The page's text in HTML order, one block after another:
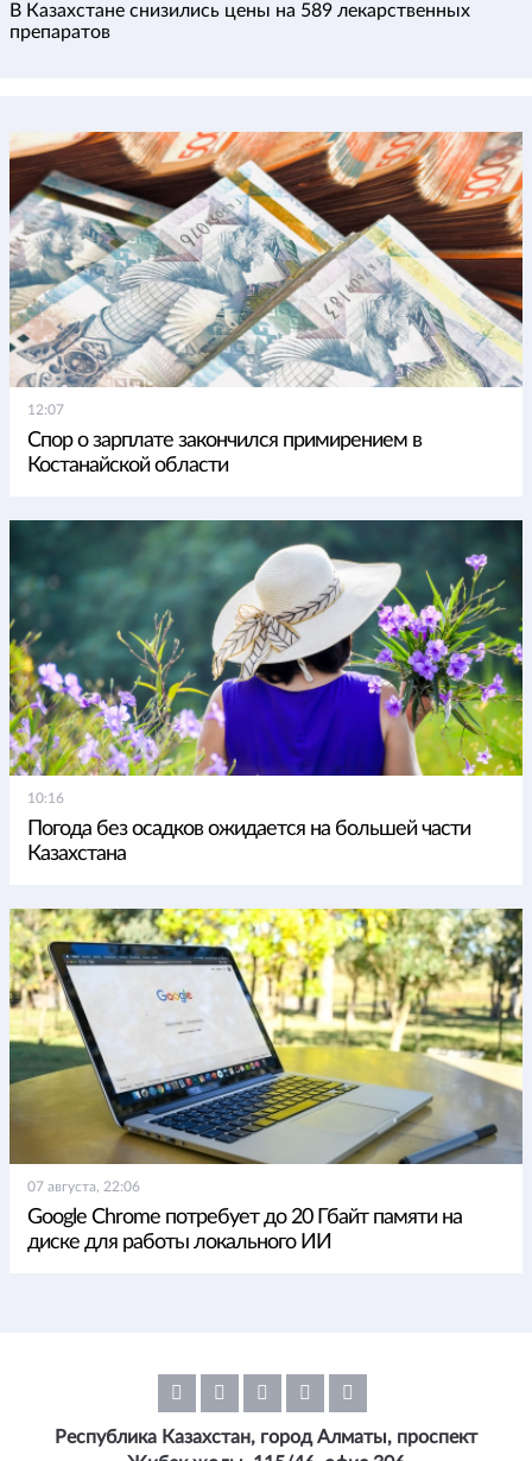
В Казахстане снизились цены на 589 лекарственных
препаратов
12:07
Спор о зарплате закончился примирением в
Костанайской области
10:16
Погода без осадков ожидается на большей части
Казахстана
07 августа, 22:06
Google Chrome потребует до 20 Гбайт памяти на
диске для работы локального ИИ
Республика Казахстан, город Алматы, проспект